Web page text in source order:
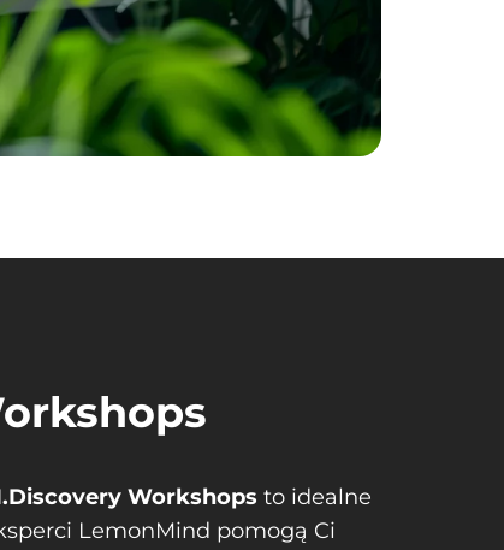
Workshops to idealne
LemonMind pomogą Ci